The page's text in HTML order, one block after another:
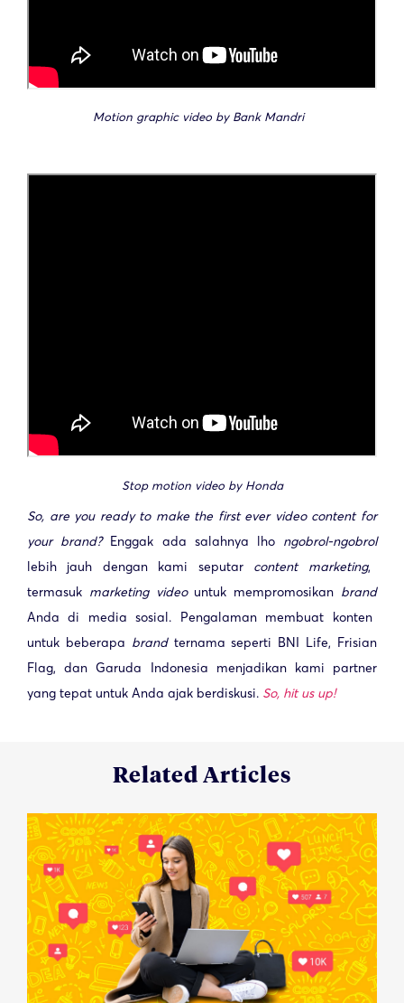
Motion graphic video by Bank Mandri
Stop motion video by Honda
So, are you ready to make the first ever video content for
your brand? Enggak ada salahnya lho ngobrol-ngobrol
lebih jauh dengan kami seputar content marketing,
termasuk marketing videountuk mempromosikan brand
Anda di media sosial. Pengalaman membuat konten
untuk beberapa brandternama seperti BNI Life, Frisian
Flag, dan Garuda Indonesia menjadikan kami partner
yang tepat untuk Anda ajak berdiskusi. So, hit us up!
Related Articles